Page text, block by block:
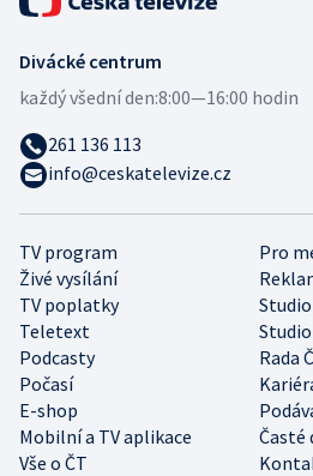
TV program
Pro
Živé vysílání
TV poplatky
Teletext
Podcasty
Rada
Počasí
E-shop
Mobilní a TV aplikace
Časté
Vše o ČT
Divácké centrum
každý všední den:8:00—16:00 hodin
261 136 113
info@ceskatelevize.cz